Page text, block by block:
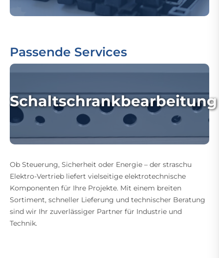
Passende Services
Schaltschrankbearbeitung
Ob Steuerung, Sicherheit oder Energie – der straschu
Elektro-Vertrieb liefert vielseitige elektrotechnische
Komponenten für Ihre Projekte. Mit einem breiten
Sortiment, schneller Lieferung und technischer Beratung
sind wir Ihr zuverlässiger Partner für Industrie und
Technik.